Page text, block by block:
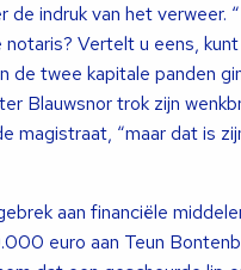
indruk van het verweer.
Vertelt u eens,
de twee kapitale panden
Blauwsnor trok zijn
magistraat, “maar dat is
aan financiële
euro aan Teun